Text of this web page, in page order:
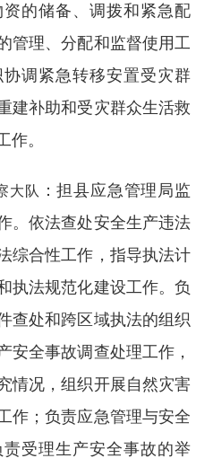
的储备、调拨和紧急配
管理、分配和监督使用工
调紧急转移安置受灾群
建补助和受灾群众生活救
作。
大队
：担县应急管理局监
。依法查处安全生产违法
综合性工作，指导执法计
执法规范化建设工作。负
查处和跨区域执法的组织
安全事故调查处理工作，
情况，组织开展自然灾害
作；负责应急管理与安全
受理生产安全事故的举